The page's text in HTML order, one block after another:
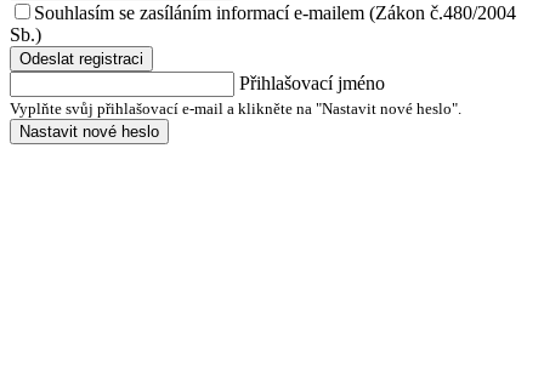
Souhlasím se zasíláním informací e-mailem (Zákon č.480/2004
Sb.)
Odeslat registraci
Přihlašovací jméno
Vyplňte svůj přihlašovací e-mail a klikněte na "Nastavit nové heslo".
Nastavit nové heslo